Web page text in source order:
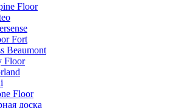
Floor
Fort
Beaumont
Floor
Floor
доска